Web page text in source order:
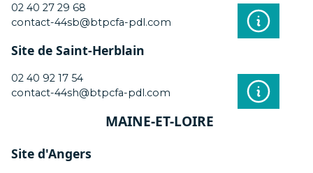
02 40 27 29 68
contact-44sb@btpcfa-pdl.com
Site de Saint-Herblain
02 40 92 17 54
contact-44sh@btpcfa-pdl.com
MAINE-ET-LOIRE
Site d'Angers